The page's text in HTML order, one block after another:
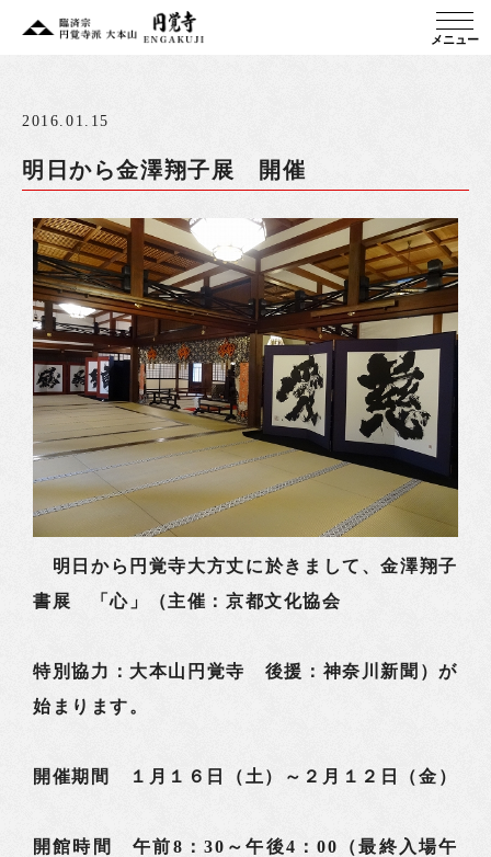
メニュー
2016.01.15
明日から金澤翔子展 開催
明日から円覚寺大方丈に於きまして、金澤翔子
書展 「心」（主催：京都文化協会
特別協力：大本山円覚寺 後援：神奈川新聞）が
始まります。
開催期間 １月１６日（土）～２月１２日（金）
開館時間 午前8：30～午後4：00（最終入場午